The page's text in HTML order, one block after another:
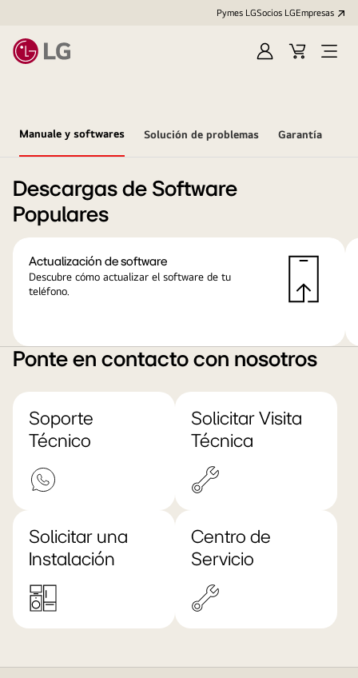
Pymes LGSocios LGEmpresas
IniciarCarritoOpen
Manuale y softwares Solución de problemas Garantía
Descargas de Software
Populares
Actualización de software
Descubre cómo actualizar el software de tu
teléfono.
Ponte en contacto con nosotros
Soporte
Técnico
Solicitar Visita
Técnica
Solicitar una
Instalación
Centro de
Servicio